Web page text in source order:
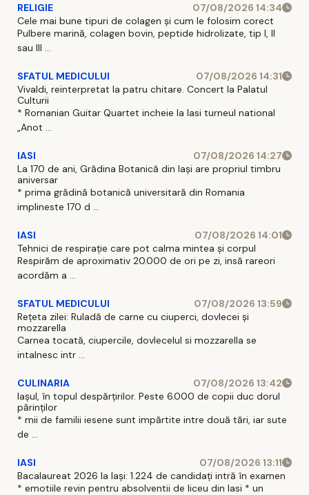
RELIGIE
07/08/2026 14:34
Cele mai bune tipuri de colagen și cum le folosim corect
Pulbere marină, colagen bovin, peptide hidrolizate, tip I, II
sau III ...
SFATUL MEDICULUI
07/08/2026 14:31
Vivaldi, reinterpretat la patru chitare. Concert la Palatul
Culturii
* Romanian Guitar Quartet incheie la Iasi turneul national
„Anot ...
IASI
07/08/2026 14:27
La 170 de ani, Grădina Botanică din Iași are propriul timbru
aniversar
* prima grădină botanică universitară din Romania
implineste 170 d ...
IASI
07/08/2026 14:01
Tehnici de respirație care pot calma mintea și corpul
Respirăm de aproximativ 20.000 de ori pe zi, insă rareori
acordăm a ...
SFATUL MEDICULUI
07/08/2026 13:59
Rețeta zilei: Ruladă de carne cu ciuperci, dovlecei și
mozzarella
Carnea tocată, ciupercile, dovlecelul si mozzarella se
intalnesc intr ...
CULINARIA
07/08/2026 13:42
Iașul, în topul despărțirilor. Peste 6.000 de copii duc dorul
părinților
* mii de familii iesene sunt impărtite intre două tări, iar sute
de ...
IASI
07/08/2026 13:11
Bacalaureat 2026 la Iași: 1.224 de candidați intră în examen
* emotiile revin pentru absolventii de liceu din Iasi * un